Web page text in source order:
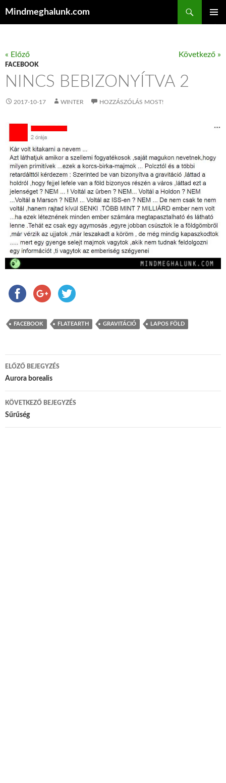
Mindmeghalunk.com
« Előző Következő »
FACEBOOK
NINCS BEBIZONYÍTVA 2
2017-10-17 WINTER HOZZÁSZÓLÁS MOST!
FACEBOOK FLATEARTH GRAVITÁCIÓ LAPOS FÖLD
Bejegyzés navigáció
ELŐZŐ BEJEGYZÉS
Aurora borealis
KÖVETKEZŐ BEJEGYZÉS
Sűrűség